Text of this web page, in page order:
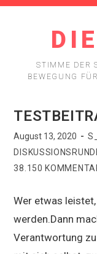
STIMME DER
BEWEGUNG
August 13, 2020
38.150
Wer etwas
werden.Dann
Verantwortung